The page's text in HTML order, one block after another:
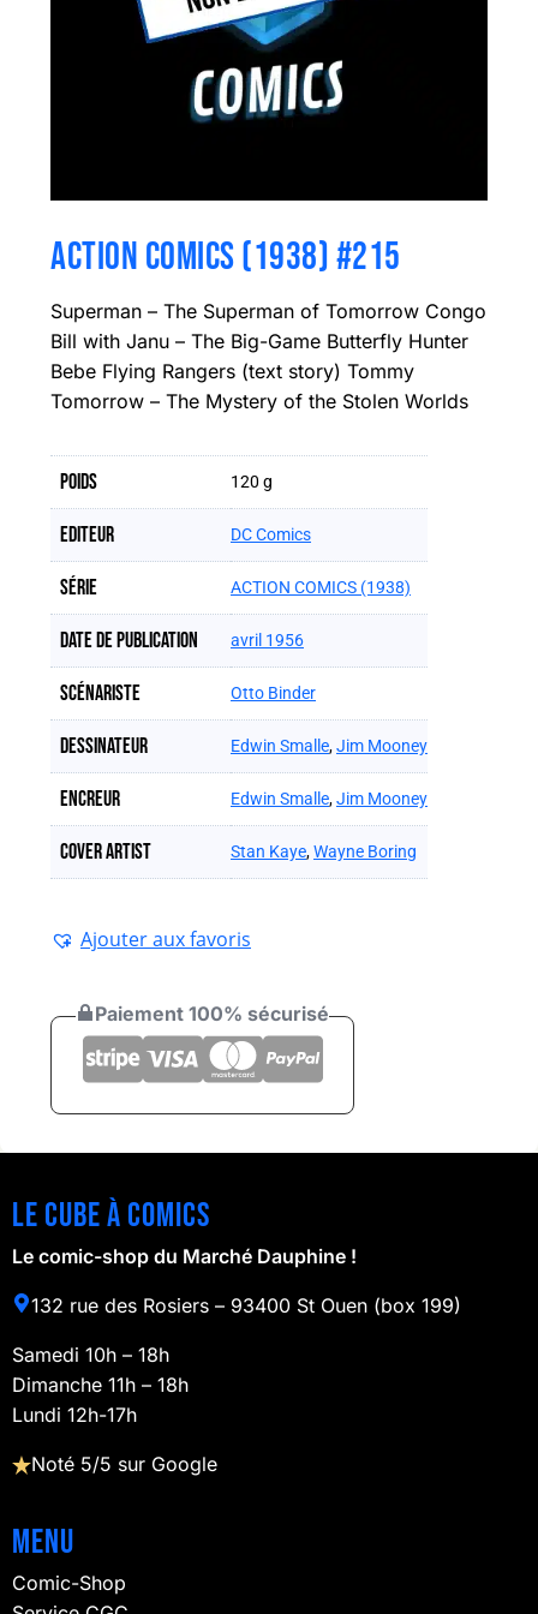
ACTION COMICS (1938) #215
Superman – The Superman of Tomorrow Congo
Bill with Janu – The Big-Game Butterfly Hunter
Bebe Flying Rangers (text story) Tommy
Tomorrow – The Mystery of the Stolen Worlds
Poids 120 g
Editeur DC Comics
Série ACTION COMICS (1938)
Date de publication avril 1956
Scénariste Otto Binder
Dessinateur Edwin Smalle,Jim Mooney
Encreur Edwin Smalle,Jim Mooney
Cover artist Stan Kaye,Wayne Boring
Ajouter aux favoris
Paiement 100% sécurisé
Le cube à comics
Le comic-shop du Marché Dauphine !
132 rue des Rosiers – 93400 St Ouen (box 199)
Samedi 10h – 18h
Dimanche 11h – 18h
Lundi 12h-17h
Noté 5/5 sur Google
Menu
Comic-Shop